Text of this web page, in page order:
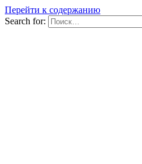
Перейти к содержанию
Search for: